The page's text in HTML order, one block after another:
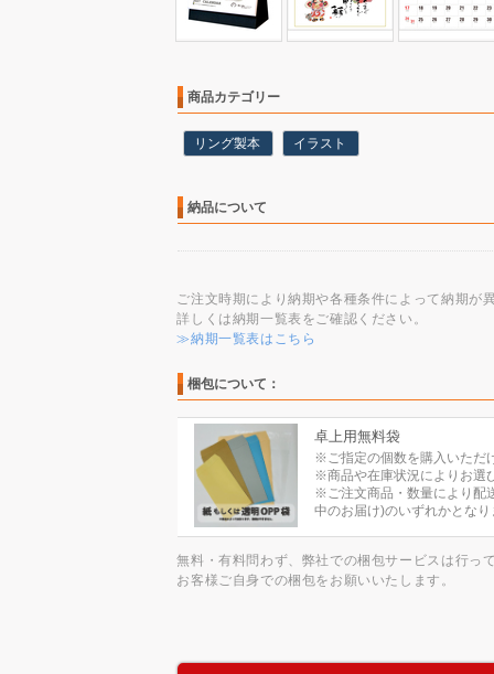
商品カテゴリー
リング製本 イラスト
納品について
ご注文時期により納期や各種条件によって納期が
詳しくは納期一覧表をご確認ください。
≫納期一覧表はこちら
梱包について：
卓上用無料袋
※ご指定の個数を購入いただ
※商品や在庫状況によりお選
※ご注文商品・数量により配
中のお届け)のいずれかとなり
無料・有料問わず、弊社での梱包サービスは行っ
お客様ご自身での梱包をお願いいたします。